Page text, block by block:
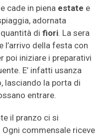
cade in piena estate e
adornata
di fiori. La sera
l’arrivo della festa con
poi iniziare i preparativi
E’ infatti usanza
lasciando la porta di
entrare.
il pranzo ci si
commensale riceve